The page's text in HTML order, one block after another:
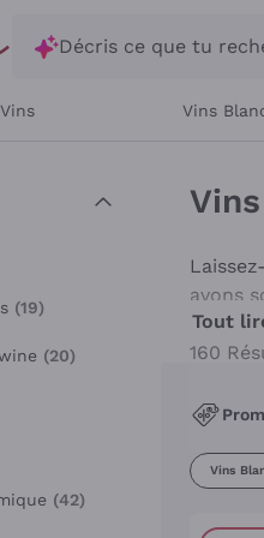
Décris ce que tu
Vins Vins
(19)
(20)
(42)
avons
Que
Tout
160
Vins